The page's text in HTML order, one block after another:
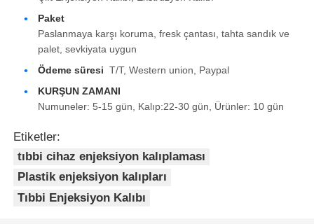
VR Gösterisi
Hakkımızda
Fabrika turu
Kalite kontrol
Paket
Paslanmaya karşı koruma, fresk çantası, tahta sandık ve
palet, sevkiyata uygun
Ödeme süresi T/T, Western union, Paypal
KURŞUN ZAMANI
Numuneler: 5-15 gün, Kalıp:22-30 gün, Ürünler: 10 gün
Etiketler:
tıbbi cihaz enjeksiyon kalıplaması
Plastik enjeksiyon kalıpları
Tıbbi Enjeksiyon Kalıbı